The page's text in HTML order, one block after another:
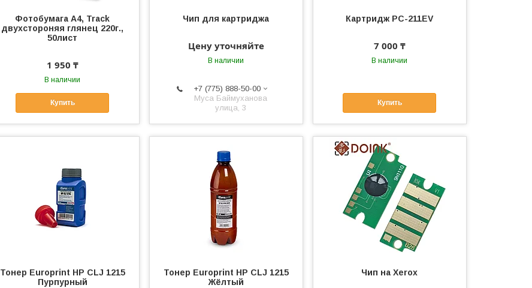
Фотобумага А4, Track
двухстороняя глянец 220г.,
50лист
1 950 ₸
В наличии
Купить
Чип для картриджа
Цену уточняйте
В наличии
+7 (775) 888-50-00
​Муса Баймуханова
улица, 3
Картридж PC-211EV
7 000 ₸
В наличии
Купить
Тонер Europrint HP CLJ 1215
Пурпурный
Тонер Europrint HP CLJ 1215
Жёлтый
Чип на Xerox